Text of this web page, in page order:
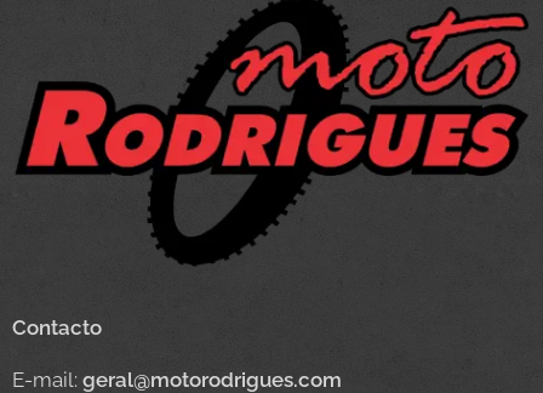
Contacto
E-mail: geral@motorodrigues.com